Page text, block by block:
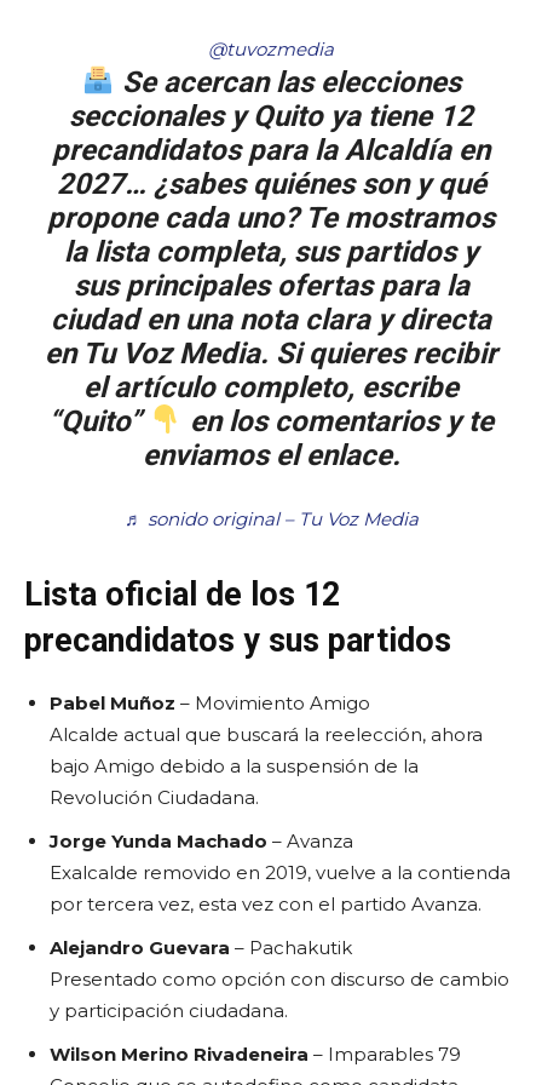
@tuvozmedia
Se acercan las elecciones
seccionales y Quito ya tiene 12
precandidatos para la Alcaldía en
2027… ¿sabes quiénes son y qué
propone cada uno? Te mostramos
la lista completa, sus partidos y
sus principales ofertas para la
ciudad en una nota clara y directa
en Tu Voz Media. Si quieres recibir
el artículo completo, escribe
“Quito”
en los comentarios y te
enviamos el enlace.
♬ sonido original – Tu Voz Media
Lista oficial de los 12
precandidatos y sus partidos
Pabel Muñoz – Movimiento Amigo
Alcalde actual que buscará la reelección, ahora
bajo Amigo debido a la suspensión de la
Revolución Ciudadana.
Jorge Yunda Machado – Avanza
Exalcalde removido en 2019, vuelve a la contienda
por tercera vez, esta vez con el partido Avanza.
Alejandro Guevara – Pachakutik
Presentado como opción con discurso de cambio
y participación ciudadana.
Wilson Merino Rivadeneira – Imparables 79